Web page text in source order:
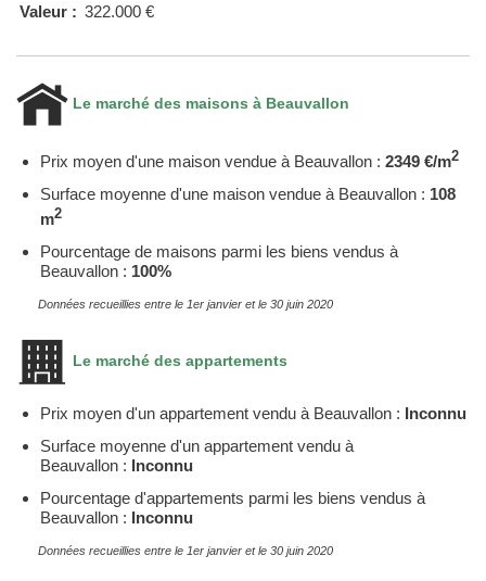
Valeur : 322.000 €
Le marché des maisons à Beauvallon
Prix moyen d'une maison vendue à Beauvallon : 2349 €/m2
Surface moyenne d'une maison vendue à Beauvallon : 108
m2
Pourcentage de maisons parmi les biens vendus à
Beauvallon : 100%
Données recueillies entre le 1er janvier et le 30 juin 2020
Le marché des appartements
Prix moyen d'un appartement vendu à Beauvallon : Inconnu
Surface moyenne d'un appartement vendu à
Beauvallon : Inconnu
Pourcentage d'appartements parmi les biens vendus à
Beauvallon : Inconnu
Données recueillies entre le 1er janvier et le 30 juin 2020